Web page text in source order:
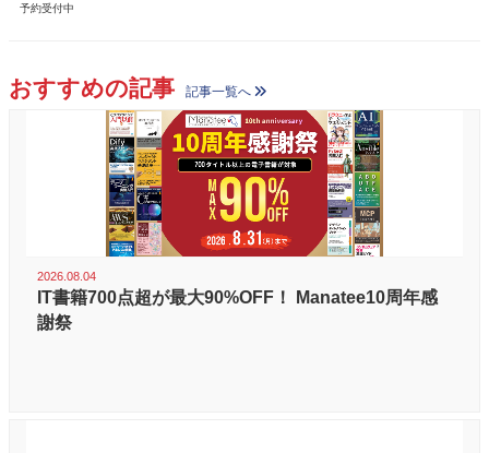
予約受付中
おすすめの記事 記事一覧へ
2026.08.04
IT書籍700点超が最大90%OFF！ Manatee10周年感
謝祭